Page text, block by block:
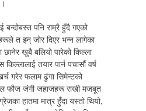
बन्दोबस्त पनि राम्रै हुँदै गएको
त झ्न् जोर दिएर भन्न लागेका
छानेर खुबै बलियो पारेको किल्ला
तयार पार्न पचासौं वर्ष
गरेर फलाम ढुंगा सिमेन्टको
फौज जंगी जहाजहरू राखी मजबूत
हातमा मात्र हुँदा यस्तो थियो,